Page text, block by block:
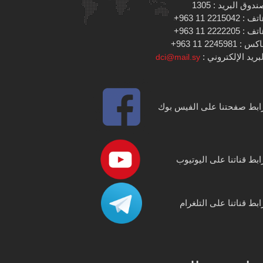
البريد : 1305
: 2215042 11 963+
: 2222205 11 963+
: 2245981 11 963+
الإلكتروني : dci@mail.sy
صفحتنا على الفيس بوك
قناتنا على اليوتيوب
قناتنا على التلغرام